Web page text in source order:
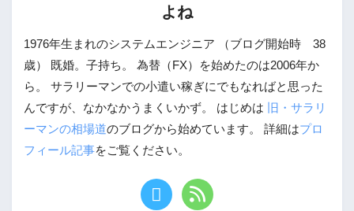
よね
1976年生まれのシステムエンジニア （ブログ開始時 38
歳） 既婚。子持ち。 為替（FX）を始めたのは2006年か
ら。 サラリーマンでの小遣い稼ぎにでもなればと思った
んですが、なかなかうまくいかず。 はじめは
旧・サラリ
ーマンの相場道のブログから始めています。 詳細はプロ
フィール記事をご覧ください。